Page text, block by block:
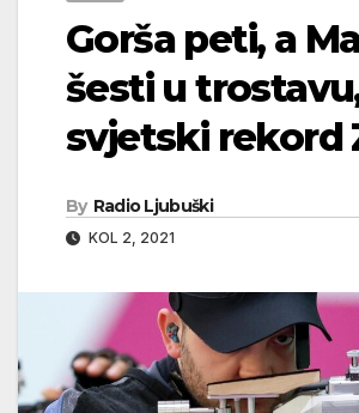
Gorša peti, a
šesti u
svjetski rekord
By Radio Ljubuški
KOL 2, 2021